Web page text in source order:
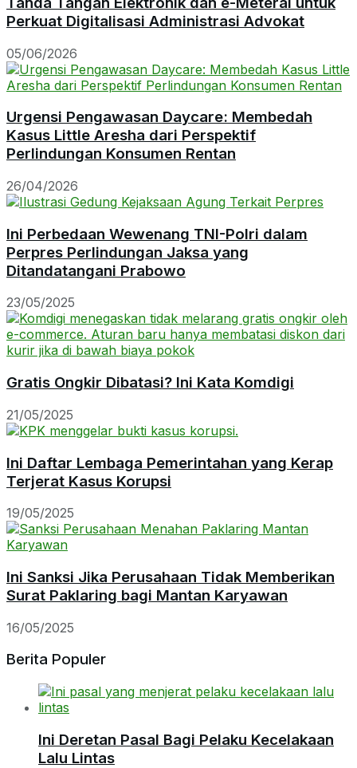
Perkuat Digitalisasi Administrasi Advokat
05/06/2026
Urgensi Pengawasan Daycare: Membedah
Kasus Little Aresha dari Perspektif
Perlindungan Konsumen Rentan
26/04/2026
Ini Perbedaan Wewenang TNI-Polri dalam
Perpres Perlindungan Jaksa yang
Ditandatangani Prabowo
23/05/2025
Gratis Ongkir Dibatasi? Ini Kata Komdigi
21/05/2025
Ini Daftar Lembaga Pemerintahan yang Kerap
Terjerat Kasus Korupsi
19/05/2025
Ini Sanksi Jika Perusahaan Tidak Memberikan
Surat Paklaring bagi Mantan Karyawan
16/05/2025
Berita Populer
Ini Deretan Pasal Bagi Pelaku Kecelakaan
Lalu Lintas